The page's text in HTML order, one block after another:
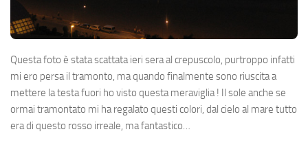
Questa foto è stata scattata ieri sera al crepuscolo, purtroppo infatti
mi ero persa il tramonto, ma quando finalmente sono riuscita a
mettere la testa fuori ho visto questa meraviglia ! Il sole anche se
ormai tramontato mi ha regalato questi colori, dal cielo al mare tutto
era di questo rosso irreale, ma fantastico…